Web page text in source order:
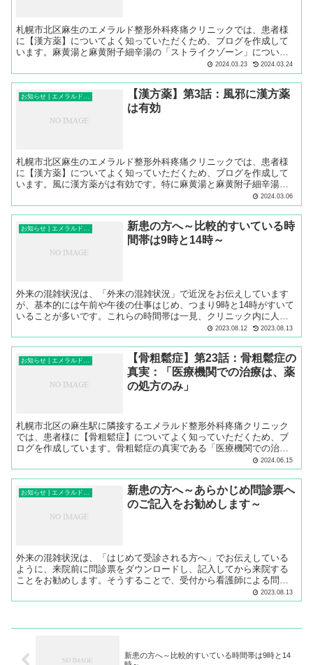
札幌市北区麻生のエメラルド整形外科疼痛クリニックでは、患者様
に【漢方薬】についてよく知っていただくため、ブログを作成して
います。麻黄湯と麻黄附子細辛湯の「ストライクゾーン」について
2024.03.23 2024.03.24
お知らせ | エメラルド整形外科疼痛クリニック
【漢方薬】第3話：風邪に漢方薬
は有効
札幌市北区麻生のエメラルド整形外科疼痛クリニックでは、患者様
に【漢方薬】についてよく知っていただくため、ブログを作成して
います。風に漢方薬がは有効です。特に麻黄湯と麻黄附子細辛湯が
2024.03.06
新患の方へ～比較的すいている時
間帯は9時と14時～
外来の混雑状況は、「外来の混雑状況」で近況をお伝えしています
が、基本的には午前や午後の仕事はじめ、つまり9時と14時がすいて
いることが多いです。これらの時間帯は一見、クリニック内に人が
多く混雑しているように見えますが、実は多くはリハビリテーショ
ンの予約の方です。ですので、新患の方で、来院する時間帯をどう
しようか考えている場合、9時と14時の来院をおすすめします。
2023.08.12 2023.08.13
【骨粗鬆症】第23話：骨粗鬆症の
真実：「医療機関での治療は、薬
の処方のみ」
札幌市北区の麻生駅に隣接するエメラルド整形外科疼痛クリニック
では、患者様に【骨粗鬆症】についてよく知っていただくため、ブ
ログを作成しています。骨粗鬆症の真実である「医療機関での治療
2024.06.15
新患の方へ～あらかじめ問診票へ
のご記入をお勧めします～
外来の混雑状況は、「はじめて受診される方へ」でお伝えしている
ように、来院前に問診票をダウンロードし、記入してから来院する
ことをお勧めします。そうすることで、受付から看護師による問診
までの時間が短縮できるので、診察までの時間を大幅に短くするこ
とができ、結果的に、診療が早く終わることになります。
2023.08.13
新患の方へ～比較的すいている時間帯は9時と14